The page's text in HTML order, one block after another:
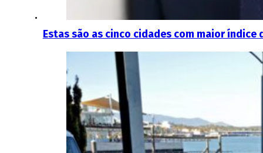
Estas são as cinco cidades com maior